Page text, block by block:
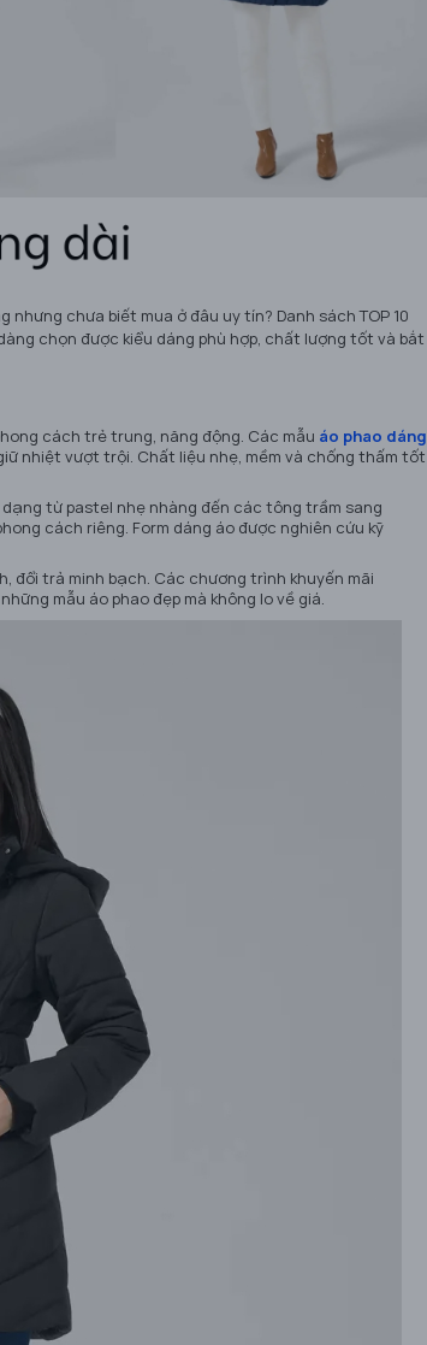
chưa biết mua ở đâu uy tín? Danh sách TOP 10
chọn được kiểu dáng phù hợp, chất lượng tốt và bắt
cách trẻ trung, năng động. Các mẫu áo phao dáng
nhiệt vượt trội. Chất liệu nhẹ, mềm và chống thấm tốt
dạng từ pastel nhẹ nhàng đến các tông trầm sang
cách riêng. Form dáng áo được nghiên cứu kỹ
đổi trả minh bạch. Các chương trình khuyến mãi
mẫu áo phao đẹp mà không lo về giá.